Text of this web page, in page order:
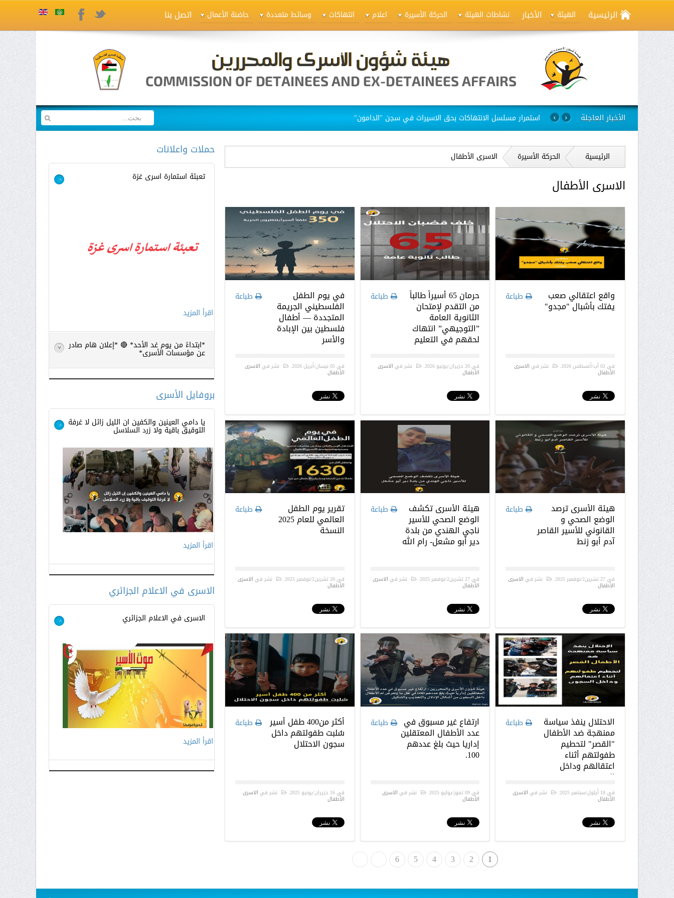
الرئيسية الهيئة الأخبار نشاطات الهيئة الحركة الأسيرة اعلام انتهاكات وسائط متعددة حاضنة الأعمال اتصل بنا FacebookTwitter
الأخبار العاجلة استمرار مسلسل الانتهاكات بحق الاسيرات في سجن "الدامون" › ‹
الرئيسية الحركة الأسيرة الاسرى الأطفال
الاسرى الأطفال
طباعة واقع اعتقالي صعب
يفتك بأشبال "مجدو"
في02 آب/أغسطس 2026 . نشر في الاسرى
الأطفال
طباعة هيئة الأسرى ترصد
الوضع الصحي و
القانوني للأسير القاصر
آدم أبو زنط
في27 تشرين2/نوفمبر 2025 . نشر في الاسرى
الأطفال
طباعة الاحتلال ينفذ سياسة
ممنهجة ضد الأطفال
"القصر" لتحطيم
طفولتهم أثناء
اعتقالهم وداخل
السجون
في18 أيلول/سبتمبر 2025 . نشر في الاسرى
الأطفال
طباعة حرمان 65 أسيراً طالباً
من التقدم لإمتحان
الثانوية العامة
”التوجيهي” انتهاك
لحقهم في التعليم
في20 حزيران/يونيو 2026 . نشر في الاسرى
الأطفال
طباعة هيئة الأسرى تكشف
الوضع الصحي للأسير
ناجي الهندي من بلدة
دير أبو مشعل- رام الله
في27 تشرين2/نوفمبر 2025 . نشر في الاسرى
الأطفال
طباعة ارتفاع غير مسبوق في
عدد الأطفال المعتقلين
إداريا حيث بلغ عددهم
100.
في09 تموز/يوليو 2025 . نشر في الاسرى
الأطفال
طباعة في يوم الطفل
الفلسطيني الجريمة
المتجددة — أطفال
فلسطين بين الإبادة
والأسر
في05 نيسان/أبريل 2026 . نشر في الاسرى
الأطفال
طباعة تقرير يوم الطفل
العالمي للعام 2025
النسخة
في20 تشرين2/نوفمبر 2025 . نشر في الاسرى
الأطفال
طباعة أكثر من400 طفل أسير
سُلبت طفولتهم داخل
سجون الاحتلال
في16 حزيران/يونيو 2025 . نشر في الاسرى
الأطفال
1
2
3
4
5
6
» النهاية
حملات واعلانات
تعبئة استمارة اسرى غزة >
اقرأ المزيد
*ابتداءً من يوم غد الأحد* 🔴 *إعلان هام صادر
عن مؤسسات الأسرى* >
اقرأ المزيد
بروفايل الأسرى
يا دامي العينين والكفين ان الليل زائل لا غرفة
التوقيق باقية ولا زرد السلاسل >
اقرأ المزيد
الاسرى في الاعلام الجزائري
الاسرى في الاعلام الجزائري >
اقرأ المزيد